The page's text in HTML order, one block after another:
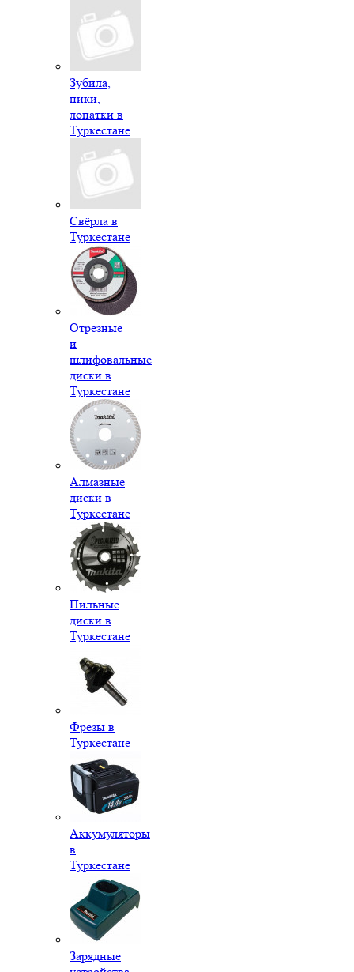
Зубила,
пики,
лопатки в
Туркестане
Свёрла в
Туркестане
Отрезные
и
шлифовальные
диски в
Туркестане
Алмазные
диски в
Туркестане
Пильные
диски в
Туркестане
Фрезы в
Туркестане
Аккумуляторы
в
Туркестане
Зарядные